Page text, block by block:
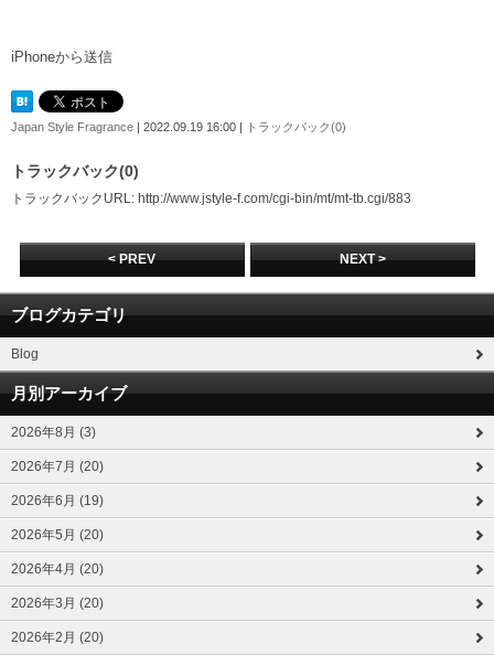
iPhoneから送信
Japan Style Fragrance | 2022.09.19 16:00 | トラックバック(0)
トラックバック(0)
トラックバックURL: http://www.jstyle-f.com/cgi-bin/mt/mt-tb.cgi/883
< PREV NEXT >
ブログカテゴリ
Blog
月別アーカイブ
2026年8月 (3)
2026年7月 (20)
2026年6月 (19)
2026年5月 (20)
2026年4月 (20)
2026年3月 (20)
2026年2月 (20)